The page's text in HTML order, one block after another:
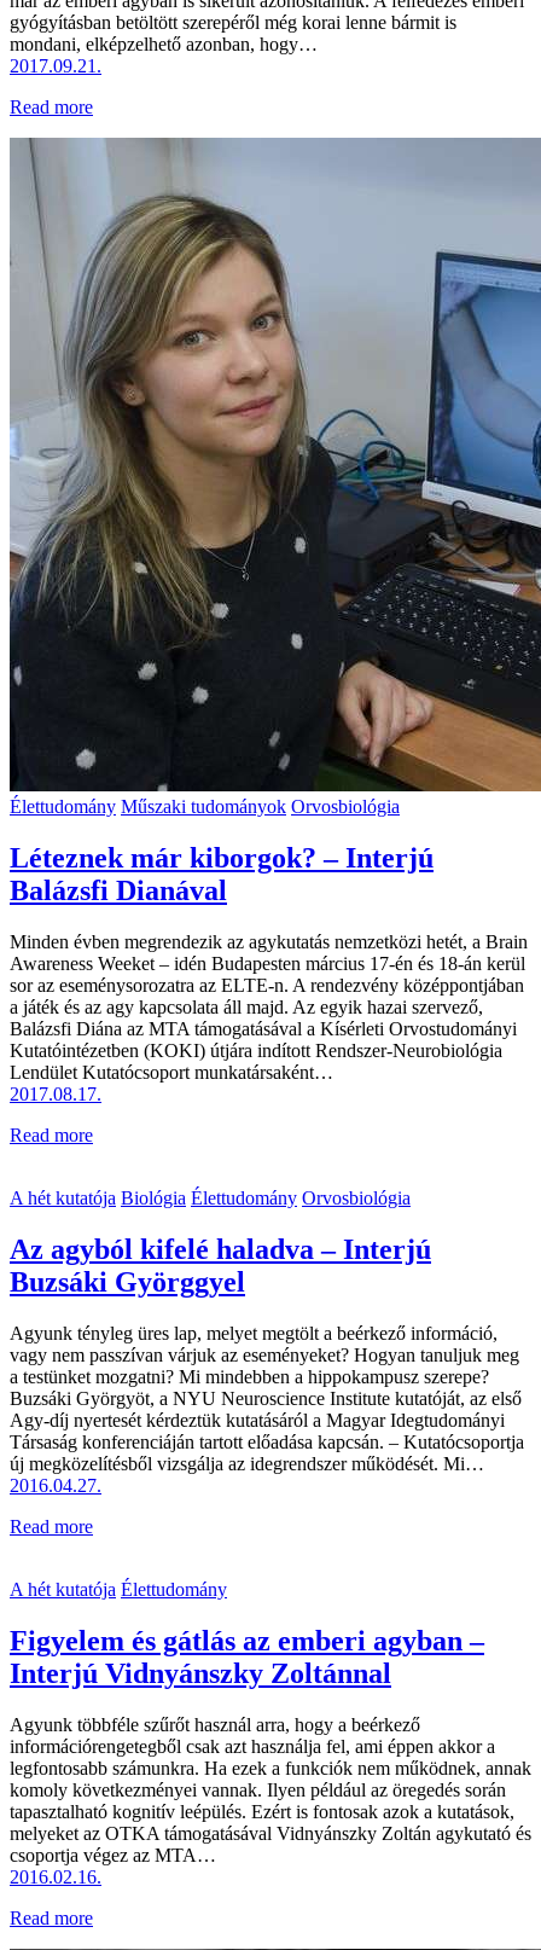
gyógyításban betöltött szerepéről még korai lenne bármit is
mondani, elképzelhető azonban, hogy…
2017.09.21.
Read more
Élettudomány Műszaki tudományok Orvosbiológia
Léteznek már kiborgok? – Interjú
Balázsfi Dianával
Minden évben megrendezik az agykutatás nemzetközi hetét, a Brain
Awareness Weeket – idén Budapesten március 17-én és 18-án kerül
sor az eseménysorozatra az ELTE-n. A rendezvény középpontjában
a játék és az agy kapcsolata áll majd. Az egyik hazai szervező,
Balázsfi Diána az MTA támogatásával a Kísérleti Orvostudományi
Kutatóintézetben (KOKI) útjára indított Rendszer-Neurobiológia
Lendület Kutatócsoport munkatársaként…
2017.08.17.
Read more
A hét kutatója Biológia Élettudomány Orvosbiológia
Az agyból kifelé haladva – Interjú
Buzsáki Györggyel
Agyunk tényleg üres lap, melyet megtölt a beérkező információ,
vagy nem passzívan várjuk az eseményeket? Hogyan tanuljuk meg
a testünket mozgatni? Mi mindebben a hippokampusz szerepe?
Buzsáki Györgyöt, a NYU Neuroscience Institute kutatóját, az első
Agy-díj nyertesét kérdeztük kutatásáról a Magyar Idegtudományi
Társaság konferenciáján tartott előadása kapcsán. – Kutatócsoportja
új megközelítésből vizsgálja az idegrendszer működését. Mi…
2016.04.27.
Read more
A hét kutatója Élettudomány
Figyelem és gátlás az emberi agyban –
Interjú Vidnyánszky Zoltánnal
Agyunk többféle szűrőt használ arra, hogy a beérkező
információrengetegből csak azt használja fel, ami éppen akkor a
legfontosabb számunkra. Ha ezek a funkciók nem működnek, annak
komoly következményei vannak. Ilyen például az öregedés során
tapasztalható kognitív leépülés. Ezért is fontosak azok a kutatások,
melyeket az OTKA támogatásával Vidnyánszky Zoltán agykutató és
csoportja végez az MTA…
2016.02.16.
Read more